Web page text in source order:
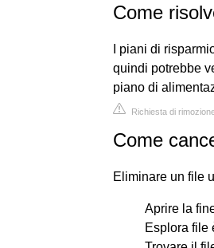
Come
I piani di
quindi potrebbe
piano di
Richiesta di
Come
Eliminare un file
Aprire la
Esplora file